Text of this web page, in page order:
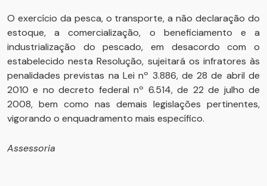
O exercício da pesca, o transporte, a não declaração do
estoque, a comercialização, o beneficiamento e a
industrialização do pescado, em desacordo com o
estabelecido nesta Resolução, sujeitará os infratores às
penalidades previstas na Lei nº 3.886, de 28 de abril de
2010 e no decreto federal nº 6.514, de 22 de julho de
2008, bem como nas demais legislações pertinentes,
vigorando o enquadramento mais específico.
Assessoria